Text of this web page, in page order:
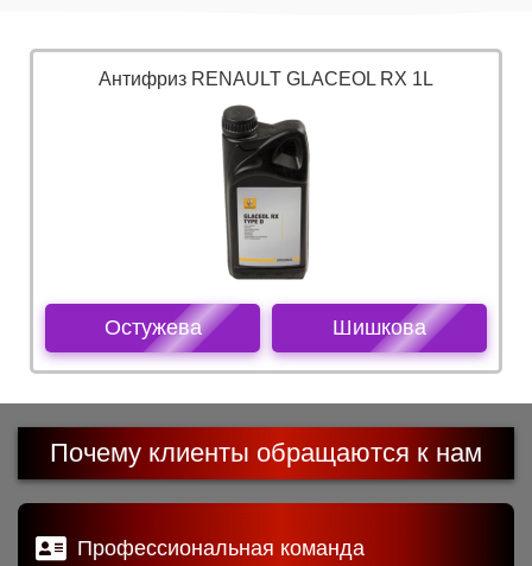
Антифриз RENAULT GLACEOL RX 1L
Остужева Шишкова
Почему клиенты обращаются к нам
Профессиональная команда